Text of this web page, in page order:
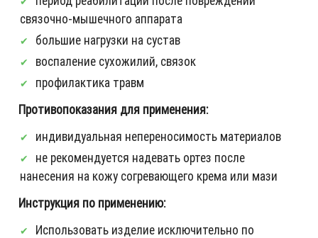
связочно-мышечного аппарата
большие нагрузки на сустав
воспаление сухожилий, связок
профилактика травм
Противопоказания для применения:
индивидуальная непереносимость материалов
не рекомендуется надевать ортез после
нанесения на кожу согревающего крема или мази
Инструкция по применению:
Использовать изделие исключительно по